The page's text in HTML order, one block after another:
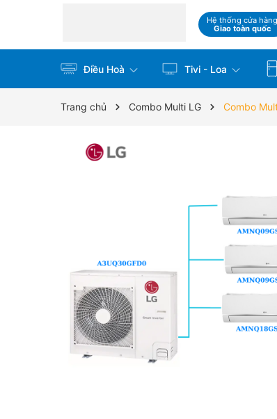
Hệ thống cửa hàng
Giao toàn quốc
Điều Hoà Tivi - Loa
Trang chủ Combo Multi LG Combo